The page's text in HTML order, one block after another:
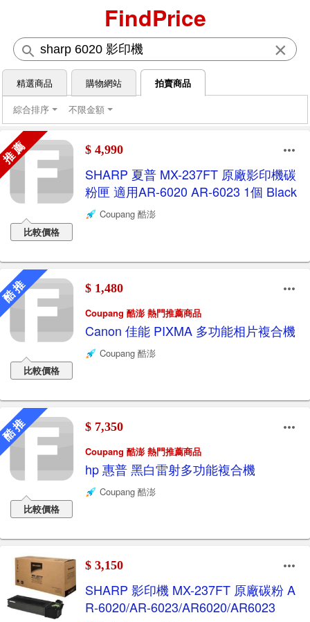
FindPrice
×
精選商品 購物網站
拍賣商品
綜合排序
不限金額
薦
比較價格
$ 4,990
SHARP 夏普 MX-237FT 原廠影印機碳
粉匣 適用AR-6020 AR-6023 1個 Black
Coupang 酷澎
推
比較價格
$ 1,480
Coupang 酷澎 熱門推薦商品
Canon 佳能 PIXMA 多功能相片複合機
Coupang 酷澎
推
比較價格
$ 7,350
Coupang 酷澎 熱門推薦商品
hp 惠普 黑白雷射多功能複合機
Coupang 酷澎
$ 3,150
SHARP 影印機 MX-237FT 原廠碳粉 A
R-6020/AR-6023/AR6020/AR6023